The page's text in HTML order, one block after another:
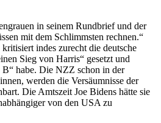
in seinem Rundbrief und der
mit dem Schlimmsten rechnen.“
kritisiert indes zurecht die deutsche
Sieg von Harris“ gesetzt und
habe. Die NZZ schon in der
werden die Versäumnisse der
Die Amtszeit Joe Bidens hätte sie
von den USA zu